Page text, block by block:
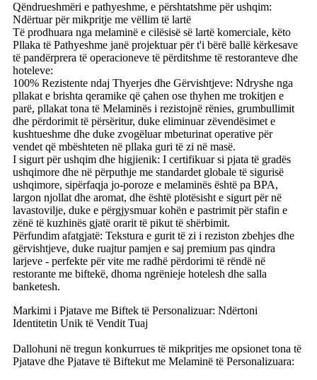
Qëndrueshmëri e pathyeshme, e përshtatshme për ushqim:
Ndërtuar për mikpritje me vëllim të lartë
Të prodhuara nga melaminë e cilësisë së lartë komerciale, këto
Pllaka të Pathyeshme janë projektuar për t'i bërë ballë kërkesave
të pandërprera të operacioneve të përditshme të restoranteve dhe
hoteleve:
100% Rezistente ndaj Thyerjes dhe Gërvishtjeve: Ndryshe nga
pllakat e brishta qeramike që çahen ose thyhen me trokitjen e
parë, pllakat tona të Melaminës i rezistojnë rënies, grumbullimit
dhe përdorimit të përsëritur, duke eliminuar zëvendësimet e
kushtueshme dhe duke zvogëluar mbeturinat operative për
vendet që mbështeten në pllaka guri të zi në masë.
I sigurt për ushqim dhe higjienik: I certifikuar si pjata të gradës
ushqimore dhe në përputhje me standardet globale të sigurisë
ushqimore, sipërfaqja jo-poroze e melaminës është pa BPA,
largon njollat ​​dhe aromat, dhe është plotësisht e sigurt për në
lavastovilje, duke e përgjysmuar kohën e pastrimit për stafin e
zënë të kuzhinës gjatë orarit të pikut të shërbimit.
Përfundim afatgjatë: Tekstura e gurit të zi i reziston zbehjes dhe
gërvishtjeve, duke ruajtur pamjen e saj premium pas qindra
larjeve - perfekte për vite me radhë përdorimi të rëndë në
restorante me biftekë, dhoma ngrënieje hotelesh dhe salla
banketesh.
Markimi i Pjatave me Biftek të Personalizuar: Ndërtoni
Identitetin Unik të Vendit Tuaj
Dallohuni në tregun konkurrues të mikpritjes me opsionet tona të
Pjatave dhe Pjatave të Biftekut me Melaminë të Personalizuara: